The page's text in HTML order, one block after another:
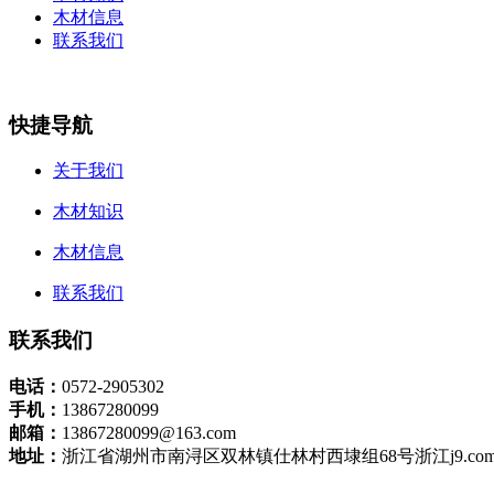
木材信息
联系我们
快捷导航
关于我们
木材知识
木材信息
联系我们
联系我们
电话： 0572-2905302
手机： 13867280099
邮箱： 13867280099@163.com
地址： 浙江省湖州市南浔区双林镇仕林村西埭组68号浙江